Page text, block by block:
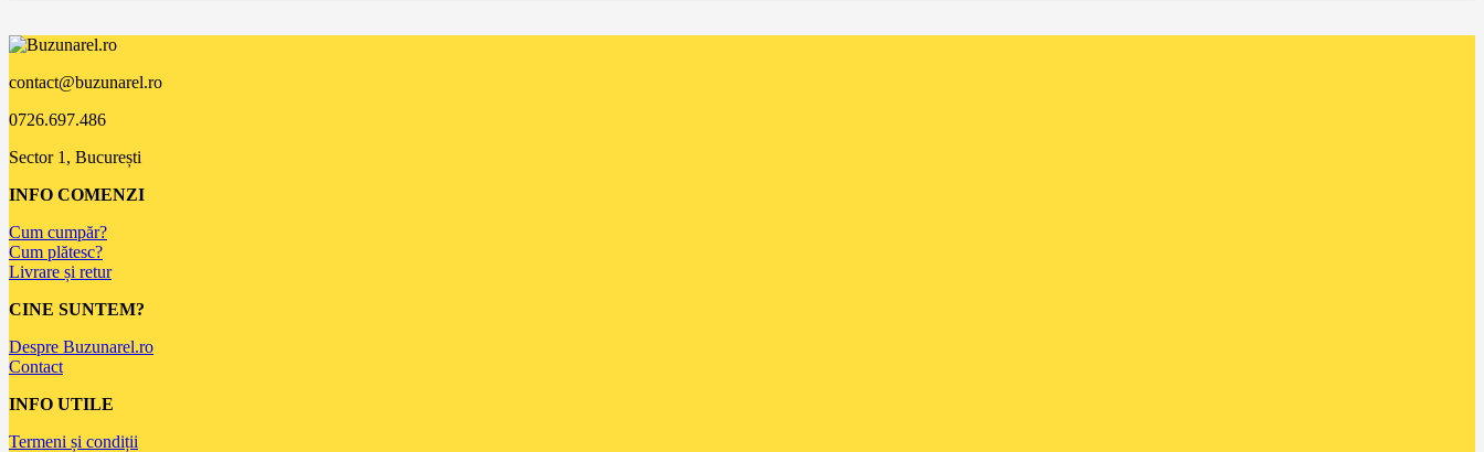
contact@buzunarel.ro
0726.697.486
Sector 1, București
INFO COMENZI
Cum cumpăr?
Cum plătesc?
Livrare și retur
CINE SUNTEM?
Despre Buzunarel.ro
Contact
INFO UTILE
Termeni și condiții